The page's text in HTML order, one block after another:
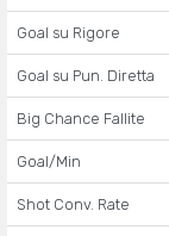
Goal su Rigore
Goal su Pun. Diretta
Big Chance Fallite
Goal/Min
Shot Conv. Rate